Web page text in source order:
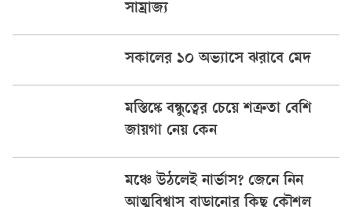
সাম্রাজ্য
সকালের ১০ অভ্যাসে ঝরাবে মেদ
মস্তিষ্কে বন্ধুত্বের চেয়ে শত্রুতা বেশি
জায়গা নেয় কেন
মঞ্চে উঠলেই নার্ভাস? জেনে নিন